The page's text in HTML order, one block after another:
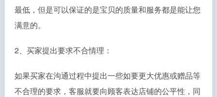
最低，但是可以保证的是宝贝的质量和服务都是能让您
满意的。
2、买家提出要求不合情理：
如果买家在沟通过程中提出一些如要更大优惠或赠品等
不合理的要求，客服就要向顾客表达店铺的公平性，同